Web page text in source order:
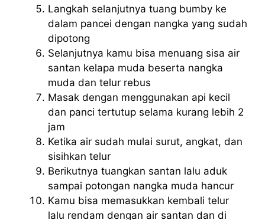
Langkah selanjutnya tuang bumby ke
dalam pancei dengan nangka yang sudah
dipotong
Selanjutnya kamu bisa menuang sisa air
santan kelapa muda beserta nangka
muda dan telur rebus
Masak dengan menggunakan api kecil
dan panci tertutup selama kurang lebih 2
jam
Ketika air sudah mulai surut, angkat, dan
sisihkan telur
Berikutnya tuangkan santan lalu aduk
sampai potongan nangka muda hancur
Kamu bisa memasukkan kembali telur
lalu rendam dengan air santan dan di